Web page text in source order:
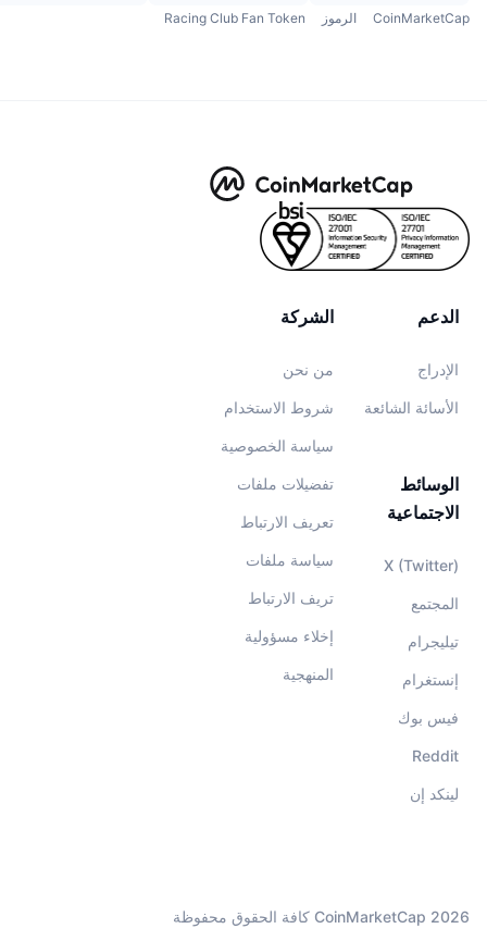
CoinMarketCap الرموز Racing Club Fan Token
الشركة
من نحن
شروط الاستخدام
سياسة الخصوصية
تفضيلات ملفات
تعريف الارتباط
سياسة ملفات
تريف الارتباط
إخلاء مسؤولية
المنهجية
الدعم
الإدراج
الأسائة الشائعة
الوسائط
الاجتماعية
X (Twitter)
المجتمع
تيليجرام
إنستغرام
فيس بوك
Reddit
لينكد إن
CoinMarketCap 2026 كافة الحقوق محفوظة